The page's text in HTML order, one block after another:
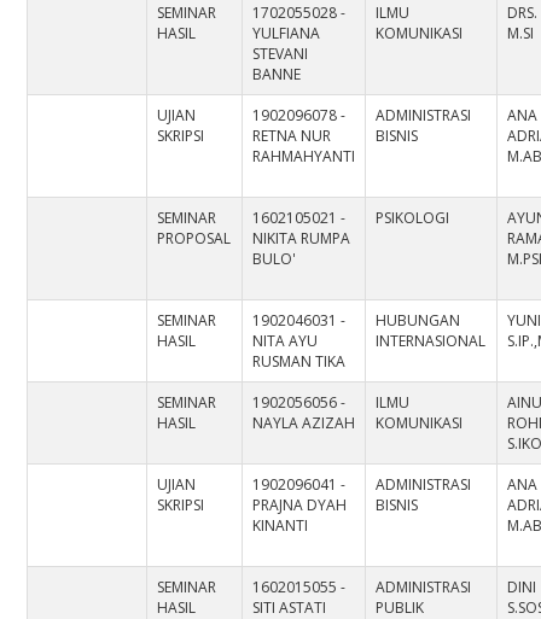
SEMINAR
HASIL
1702055028 -
YULFIANA
STEVANI
BANNE
ILMU
KOMUNIKASI
M.SI
UJIAN
SKRIPSI
1902096078 -
RETNA NUR
RAHMAHYANTI
ADMINISTRASI
BISNIS
SEMINAR
PROPOSAL
1602105021 -
NIKITA RUMPA
BULO'
PSIKOLOGI
SEMINAR
HASIL
1902046031 -
NITA AYU
RUSMAN TIKA
HUBUNGAN
INTERNASIONAL
SEMINAR
HASIL
1902056056 -
NAYLA AZIZAH
ILMU
KOMUNIKASI
UJIAN
SKRIPSI
1902096041 -
PRAJNA DYAH
KINANTI
ADMINISTRASI
BISNIS
SEMINAR
HASIL
1602015055 -
SITI ASTATI
ADMINISTRASI
PUBLIK
DINI